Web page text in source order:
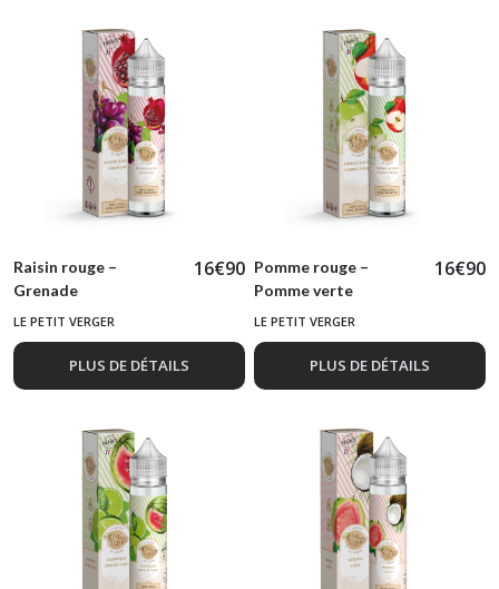
Raisin rouge –
Grenade
16€90
LE PETIT VERGER
PLUS DE DÉTAILS
Pomme rouge –
Pomme verte
16€90
LE PETIT VERGER
PLUS DE DÉTAILS
Gourmand
(1)
DIY
(2)